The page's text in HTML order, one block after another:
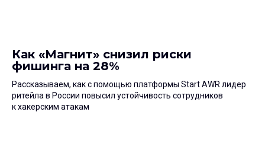
Как «Магнит» снизил риски
фишинга на 28%
Рассказываем, как с помощью платформы Start AWR лидер
ритейла в России повысил устойчивость сотрудников
к хакерским атакам